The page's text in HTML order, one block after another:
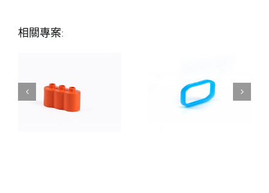
相關專案: